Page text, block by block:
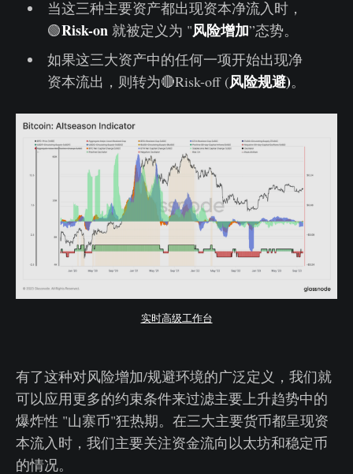
当这三种主要资产都出现资本净流入时，
🟢Risk-on 就被定义为 "风险增加”态势。
如果这三大资产中的任何一项开始出现净
资本流出，则转为🔴Risk-off (风险规避)。
实时高级工作台
有了这种对风险增加/规避环境的广泛定义，我们就
可以应用更多的约束条件来过滤主要上升趋势中的
爆炸性 "山寨币"狂热期。在三大主要货币都呈现资
本流入时，我们主要关注资金流向以太坊和稳定币
的情况。